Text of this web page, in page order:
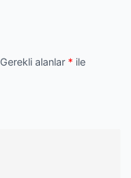
Gerekli alanlar * ile